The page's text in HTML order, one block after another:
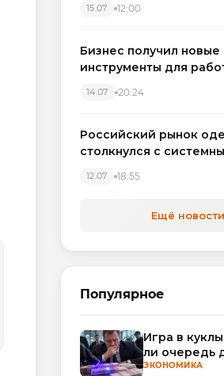
15.07 12:00
Бизнес получил новые
инструменты для
автоматизируют
14.07 20:24
Российский рынок
столкнулся с
12.07 18:55
Ещё новости
Популярное
Игра в
ли очередь
Миллера?
ЭКОНОМИКА